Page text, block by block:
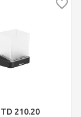
210.20